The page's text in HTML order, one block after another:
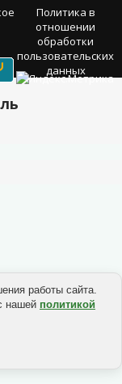
Политика в
отношении
обработки
пользовательских
данных
работы сайта.
нашей политикой